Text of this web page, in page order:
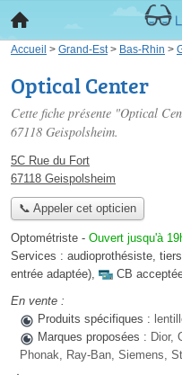
Accueil > Grand-Est> Bas-Rhin >
Optical Center
Cette fiche présente "Optical
67118 Geispolsheim.
5C Rue du Fort
67118 Geispolsheim
📞 Appeler cet opticien
Optométriste - Ouvert jusqu'à
Services : audioprothésiste,
entrée adaptée),
CB
En vente :
Produits spécifiques :
Marques proposées : Dior,
Phonak, Ray-Ban, Siemens,